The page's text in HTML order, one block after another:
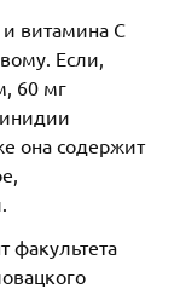
витамина С
Если,
60 мг
она содержит
факультета